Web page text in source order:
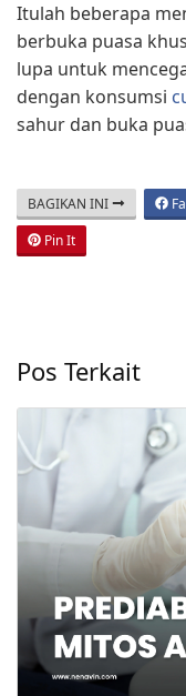
Itulah beberapa
berbuka puasa
lupa untuk
dengan konsumsi
sahur dan buka
BAGIKAN INI
Pin It
Pos Terkait